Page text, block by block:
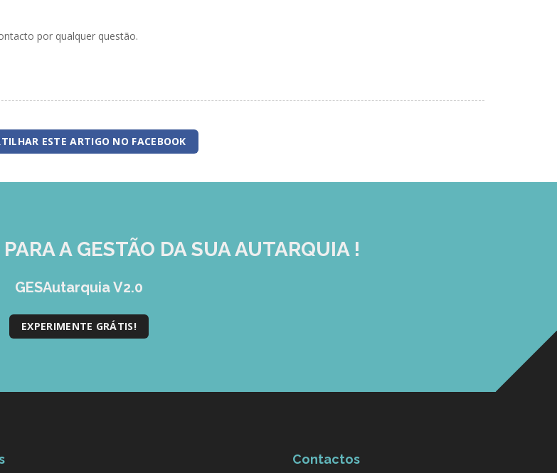
por qualquer questão.
ESTE ARTIGO NO FACEBOOK
PARA A GESTÃO DA SUA AUTARQUIA !
GESAutarquia V2.0
EXPERIMENTE GRÁTIS!
Contactos